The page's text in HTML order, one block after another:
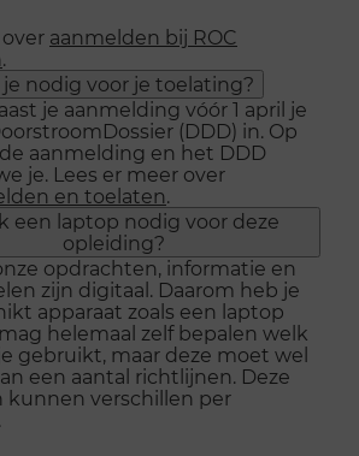
over aanmelden bij ROC
.
nodig voor je toelating?
je aanmelding vóór 1 april je
(DDD) in. Op
aanmelding en het DDD
je. Lees er meer over
en toelaten.
een laptop nodig voor deze
opleiding?
opdrachten, informatie en
zijn digitaal. Daarom heb je
apparaat zoals een laptop
helemaal zelf bepalen welk
gebruikt, maar deze moet wel
een aantal richtlijnen. Deze
kunnen verschillen per